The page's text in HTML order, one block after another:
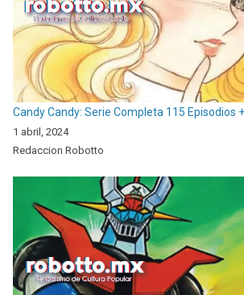
Candy Candy: Serie Completa 115 Episodios
1 abril, 2024
Redaccion Robotto